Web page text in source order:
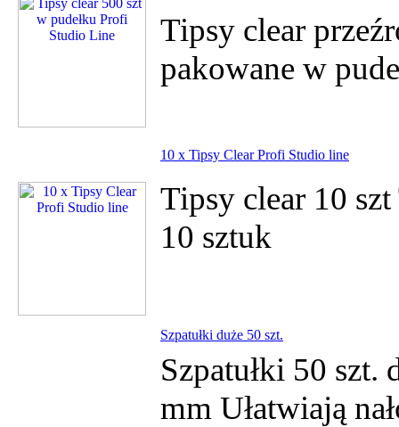
Tipsy clear
pakowane w
10 x Tipsy Clear Profi Studio line
Tipsy clear 10
10 sztuk
Szpatułki duże 50 szt.
Szpatułki 50 szt.
mm Ułatwiają